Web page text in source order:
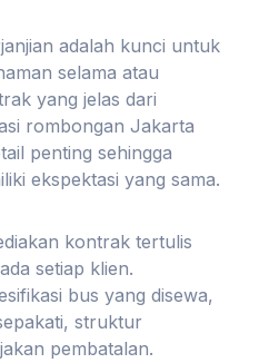
adalah kunci untuk
selama atau
yang jelas dari
rombongan Jakarta
penting sehingga
ekspektasi yang sama.
kontrak tertulis
setiap klien.
bus yang disewa,
struktur
pembatalan.